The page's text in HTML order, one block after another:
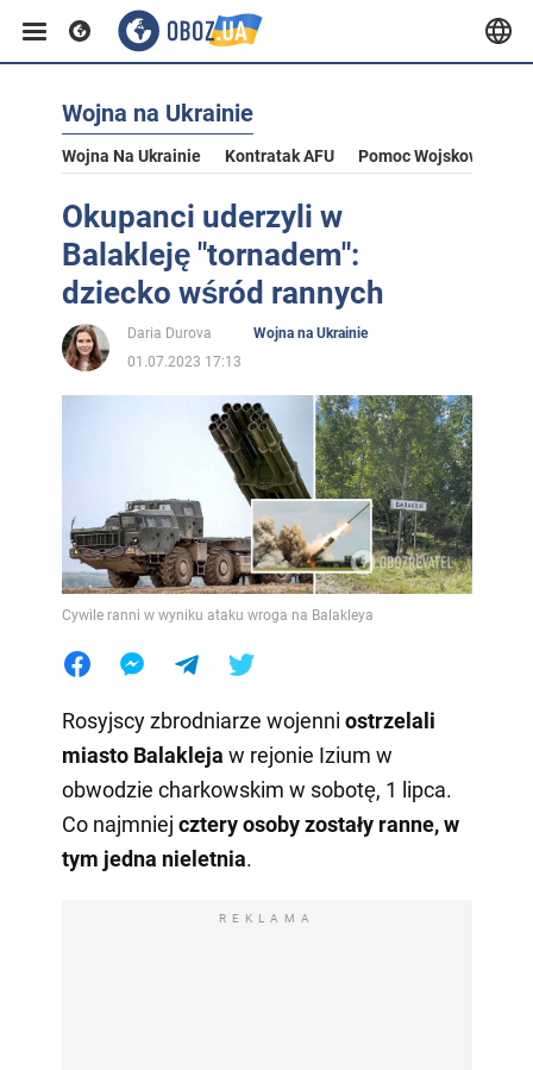
Wojna na Ukrainie
Wojna Na Ukrainie Kontratak AFU Pomoc Wojskowa Dla
Okupanci uderzyli w
Balakleję "tornadem":
dziecko wśród rannych
Daria Durova
Wojna na Ukrainie
01.07.2023 17:13
Cywile ranni w wyniku ataku wroga na Balakleya
Rosyjscy zbrodniarze wojenni ostrzelali
miasto Balakleja w rejonie Izium w
obwodzie charkowskim w sobotę, 1 lipca.
Co najmniej cztery osoby zostały ranne, w
tym jedna nieletnia.
REKLAMA